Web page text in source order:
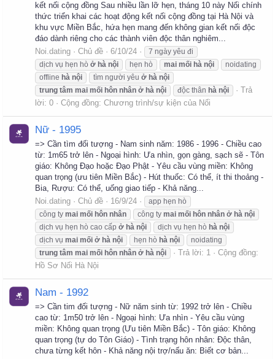
kết nối cộng đồng Sau nhiều lần lỡ hẹn, tháng 10 này Nối chính
thức triển khai các hoạt động kết nối cộng đồng tại Hà Nội và
khu vực Miền Bắc, hứa hẹn mang đến không gian kết nối độc
đáo dành riêng cho các thành viên độc thân nghiêm...
Noi.dating
Chủ đề 6/10/24
7 ngày yêu đi
dịch vụ hẹn hò ở hà nội hẹn hò mai mối hà nội
noidating
offline hà nội tìm người yêu ở hà nội
trung tâm mai mối hôn nhân ở hà nội độc thân hà nội
Trả
lời: 0
Cộng đồng: Chương trình/sự kiện của Nối
Nữ - 1995
=> Cần tìm đối tượng - Nam sinh năm: 1986 - 1996 - Chiều cao
từ: 1m65 trở lên - Ngoại hình: Ưa nhìn, gọn gàng, sạch sẽ - Tôn
giáo: Không Đạo hoặc Đạo Phật - Yêu cầu vùng miền: Không
quan trọng (ưu tiên Miền Bắc) - Hút thuốc: Có thể, ít thi thoảng -
Bia, Rượu: Có thể, uống giao tiếp - Khả năng...
Noi.dating
Chủ đề 16/9/24
app hẹn hò
công ty mai mối hôn nhân công ty mai mối hôn nhân ở hà nội
dịch vụ hẹn hò cao cấp ở hà nội dịch vụ hẹn hò hà nội
dịch vụ mai mối ở hà nội hẹn hò hà nội
noidating
trung tâm mai mối hôn nhân ở hà nội Trả lời: 1
Cộng đồng:
Hồ Sơ Nối Hà Nội
Nam - 1992
=> Cần tim đối tượng - Nữ năm sinh từ: 1992 trở lên - Chiều
cao từ: 1m50 trở lên - Ngoại hình: Ưa nhìn - Yêu cầu vùng
miền: Không quan trọng (Ưu tiên Miền Bắc) - Tôn giáo: Không
quan trọng (tự do Tôn Giáo) - Tình trạng hôn nhân: Độc thân,
chưa từng kết hôn - Khả năng nội trợ/nấu ăn: Biết cơ bản...